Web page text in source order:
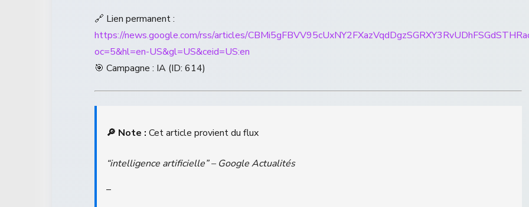
🔗 Lien permanent :
https://news.google.com/rss/articles/
oc=5&hl=en-US&gl=US&ceid=US:en
🎯 Campagne : IA (ID: 614)
🔎 Note : Cet article provient du flux
“intelligence artificielle” – Google Actualités
–